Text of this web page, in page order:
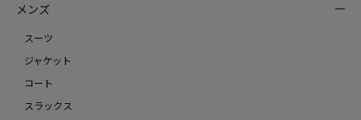
メンズ
スーツ
ジャケット
コート
スラックス